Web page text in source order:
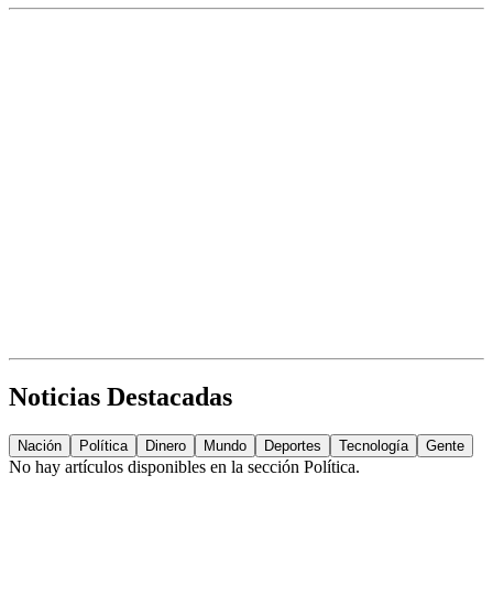
Noticias Destacadas
Nación Política Dinero Mundo Deportes Tecnología Gente
No hay artículos disponibles en la sección Política.